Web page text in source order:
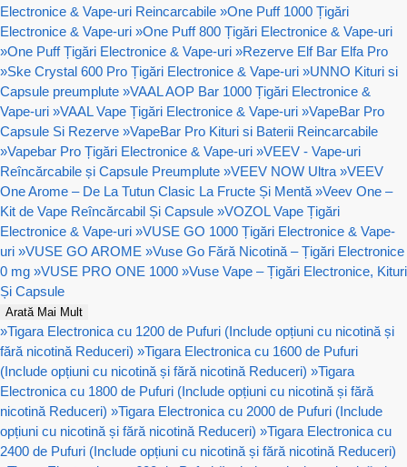
Electronice & Vape-uri Reincarcabile »One Puff 1000 Țigări
Electronice & Vape-uri »One Puff 800 Țigări Electronice & Vape-uri
»One Puff Țigări Electronice & Vape-uri »Rezerve Elf Bar Elfa Pro
»Ske Crystal 600 Pro Țigări Electronice & Vape-uri »UNNO Kituri si
Capsule preumplute »VAAL AOP Bar 1000 Țigări Electronice &
Vape-uri »VAAL Vape Țigări Electronice & Vape-uri »VapeBar Pro
Capsule Si Rezerve »VapeBar Pro Kituri si Baterii Reincarcabile
»Vapebar Pro Țigări Electronice & Vape-uri »VEEV - Vape-uri
Reîncărcabile și Capsule Preumplute »VEEV NOW Ultra »VEEV
One Arome – De La Tutun Clasic La Fructe Și Mentă »Veev One –
Kit de Vape Reîncărcabil Și Capsule »VOZOL Vape Țigări
Electronice & Vape-uri »VUSE GO 1000 Țigări Electronice & Vape-
uri »VUSE GO AROME »Vuse Go Fără Nicotină – Țigări Electronice
0 mg »VUSE PRO ONE 1000 »Vuse Vape – Țigări Electronice, Kituri
Și Capsule
Arată Mai Mult
»Tigara Electronica cu 1200 de Pufuri (Include opțiuni cu nicotină și
fără nicotină Reduceri) »Tigara Electronica cu 1600 de Pufuri
(Include opțiuni cu nicotină și fără nicotină Reduceri) »Tigara
Electronica cu 1800 de Pufuri (Include opțiuni cu nicotină și fără
nicotină Reduceri) »Tigara Electronica cu 2000 de Pufuri (Include
opțiuni cu nicotină și fără nicotină Reduceri) »Tigara Electronica cu
2400 de Pufuri (Include opțiuni cu nicotină și fără nicotină Reduceri)